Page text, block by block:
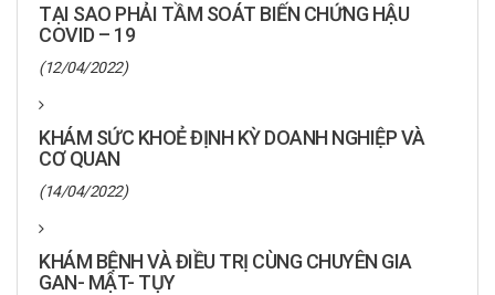
TẠI SAO PHẢI TẦM SOÁT BIẾN CHỨNG HẬU
COVID – 19
(12/04/2022)
KHÁM SỨC KHOẺ ĐỊNH KỲ DOANH NGHIỆP VÀ
CƠ QUAN
(14/04/2022)
KHÁM BỆNH VÀ ĐIỀU TRỊ CÙNG CHUYÊN GIA
GAN- MẬT- TỤY